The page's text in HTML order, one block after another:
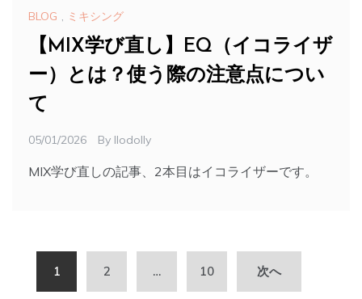
BLOG , ミキシング
【MIX学び直し】EQ（イコライザ
ー）とは？使う際の注意点につい
て
05/01/2026 By Ilodolly
MIX学び直しの記事、2本目はイコライザーです。
1 2 … 10 次へ